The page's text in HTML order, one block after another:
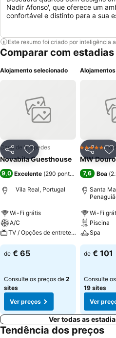
Nadir Afonso', que oferece um
confortável e distinto para a sua
Este resumo foi criado por inteligência
Comparar com
Alojamento selecionado
PartilharAdicionar aos favoritos
Casa de hóspedes
Novabila Guesthouse
9,0 Excelente (290 pontuações)
Vila Real, Portugal
Wi-Fi grátis
A/C
TV / Opções de entretenimento
de € 65
Consulte os preços de 2
sites
Ver preços
Partilhar
5 Estrelas
MW
7,6 Boa (
Santa
Wi-Fi
Piscina
Spa
de € 101
Consulte
19 sites
Ver
Ver todas as
Tendência dos preços